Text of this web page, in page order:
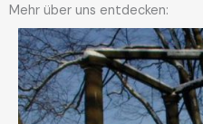
Mehr über uns entdecken: